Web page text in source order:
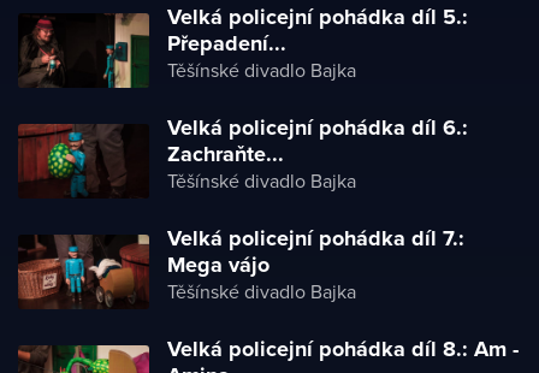
Velká policejní pohádka díl 5.:
Přepadení...
Těšínské divadlo Bajka
Velká policejní pohádka díl 6.:
Zachraňte...
Těšínské divadlo Bajka
Velká policejní pohádka díl 7.:
Mega vájo
Těšínské divadlo Bajka
Velká policejní pohádka díl 8.: Am -